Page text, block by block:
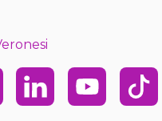
LinkedinYoutubeTikTok